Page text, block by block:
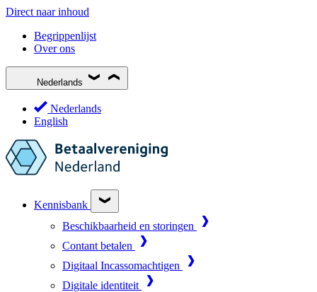
Direct naar inhoud
Begrippenlijst
Over ons
Nederlands
Nederlands
English
Kennisbank
Beschikbaarheid en storingen
Contant betalen
Digitaal Incassomachtigen
Digitale identiteit